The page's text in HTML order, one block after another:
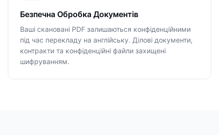
Безпечна Обробка Документів
Ваші скановані PDF залишаються конфіденційними
під час перекладу на англійську. Ділові документи,
контракти та конфіденційні файли захищені
шифруванням.